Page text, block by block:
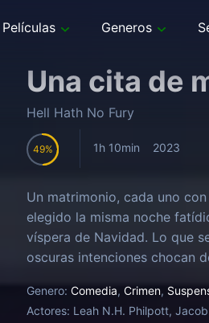
Películas Generos
Una cita de
Hell Hath No Fury
49 1h 10min 2023
Un matrimonio, cada uno
elegido la misma noche
víspera de Navidad. Lo que
oscuras intenciones chocan
Genero: Comedia, Crimen,
Actores: Leah N.H. Philpott,